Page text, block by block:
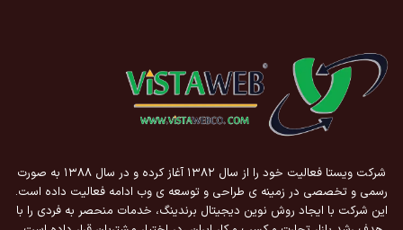
شرکت ویستا فعالیت خود را از سال ۱۳۸۲ آغاز کرده و در سال ۱۳۸۸ به صورت
رسمی و تخصصی در زمینه ی طراحی و توسعه ی وب ادامه فعالیت داده است.
این شرکت با ایجاد روش نوین دیجیتال برندینگ، خدمات منحصر به فردی را با